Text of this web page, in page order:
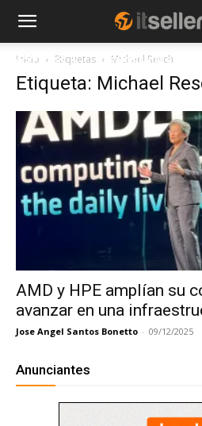
NOTICIAS TENDENCIAS
Inicio Etiquetas Michael Resch
Etiqueta: Michael
AMD y HPE amplían su
avanzar en una
Jose Angel Santos Bonetto - 09/12/2025
Anunciantes